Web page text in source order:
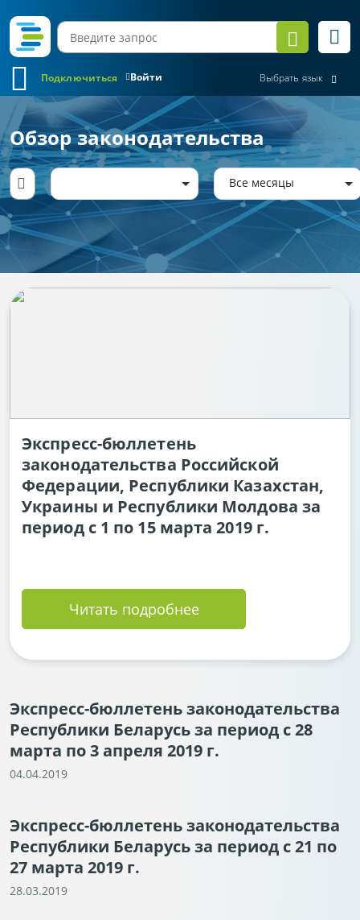
Войти
Подключиться Выбрать язык
Обзор законодательства
Все месяцы
Экспресс-бюллетень
законодательства Российской
Федерации, Республики Казахстан,
Украины и Республики Молдова за
период с 1 по 15 марта 2019 г.
Читать подробнее
Экспресс-бюллетень законодательства
Республики Беларусь за период с 28
марта по 3 апреля 2019 г.
04.04.2019
Экспресс-бюллетень законодательства
Республики Беларусь за период с 21 по
27 марта 2019 г.
28.03.2019